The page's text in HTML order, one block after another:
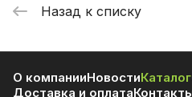
Назад к списку
О компанииНовостиКаталог
Доставка и оплата